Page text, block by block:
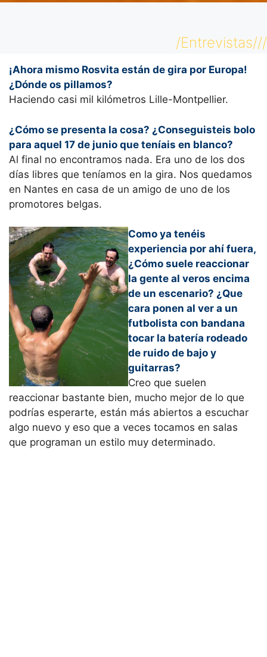
/Entrevistas///
¡Ahora mismo Rosvita están de gira por Europa!
¿Dónde os pillamos?
Haciendo casi mil kilómetros Lille-Montpellier.
¿Cómo se presenta la cosa? ¿Conseguisteis bolo
para aquel 17 de junio que teníais en blanco?
Al final no encontramos nada. Era uno de los dos
días libres que teníamos en la gira. Nos quedamos
en Nantes en casa de un amigo de uno de los
promotores belgas.
Como ya tenéis
experiencia por ahí fuera,
¿Cómo suele reaccionar
la gente al veros encima
de un escenario? ¿Que
cara ponen al ver a un
futbolista con bandana
tocar la batería rodeado
de ruido de bajo y
guitarras?
Creo que suelen
reaccionar bastante bien, mucho mejor de lo que
podrías esperarte, están más abiertos a escuchar
algo nuevo y eso que a veces tocamos en salas
que programan un estilo muy determinado.